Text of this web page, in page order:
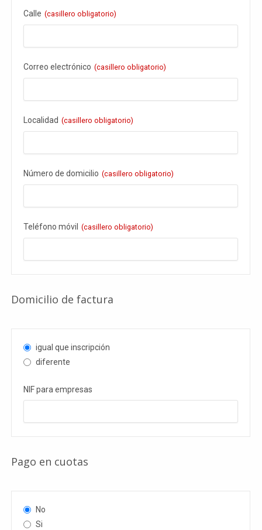
Calle (casillero obligatorio)
Correo electrónico (casillero obligatorio)
Localidad (casillero obligatorio)
Número de domicilio (casillero obligatorio)
Teléfono móvil (casillero obligatorio)
Domicilio de factura
igual que inscripción
diferente
NIF para empresas
Pago en cuotas
No
Si